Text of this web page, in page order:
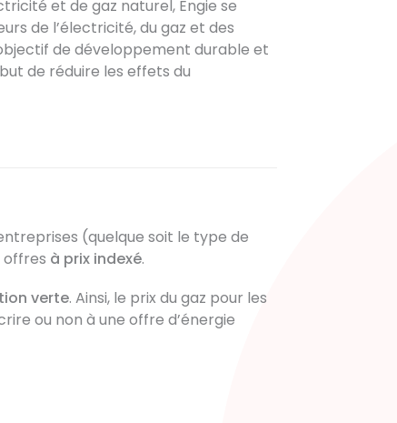
et de gaz naturel, Engie se
de l’électricité, du gaz et des
de développement durable et
de réduire les effets du
(quelque soit le type de
offres à prix indexé.
verte. Ainsi, le prix du gaz pour les
ou non à une offre d’énergie